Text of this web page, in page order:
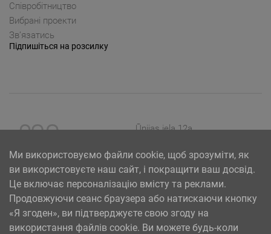
Cпівробітництво
Вибрані проекти
Зв’язатись
Підпишіться на розсилку
Ūnijas iela 12a,
Ми використовуємо файли cookie, щоб зрозуміти, як
ви використовуєте наш сайт, і покращити ваш досвід.
Це включає персоналізацію вмісту та реклами.
Продовжуючи сеанс браузера або натискаючи кнопку
«Я згоден», ви підтверджуєте свою згоду на
використання файлів cookie. Ви можете будь-коли